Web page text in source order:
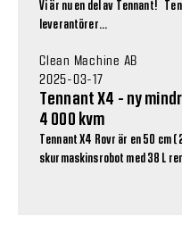
Vi är nu en del av Tennant!
leverantörer...
Clean Machine AB
2025-03-17
Tennant X4 - ny
4 000 kvm
Tennant X4 Rovr är en 50 cm
skurmaskinsrobot med 38 L